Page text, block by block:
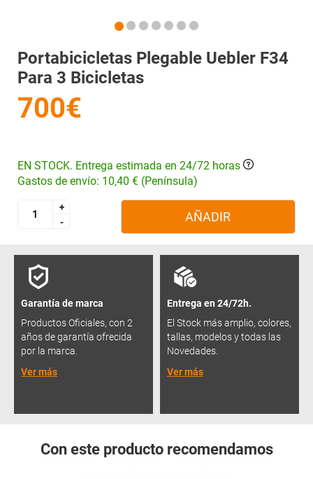
Portabicicletas Plegable Uebler F34
Para 3 Bicicletas
700€
EN STOCK. Entrega estimada en 24/72 horas
Gastos de envío: 10,40 € (Península)
+
-
+
-
AÑADIR
Garantía de marca
Productos Oficiales, con 2
años de garantía ofrecida
por la marca.
Ver más
Entrega en 24/72h.
El Stock más amplio, colores,
tallas, modelos y todas las
Novedades.
Ver más
Con este producto recomendamos